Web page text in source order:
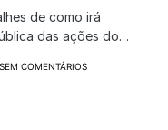
de como irá
das ações do…
SEM COMENTÁRIOS